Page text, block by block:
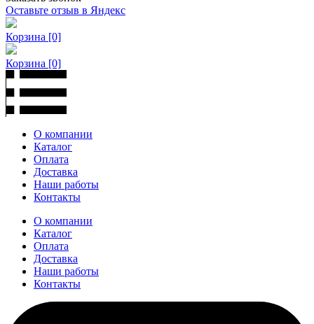
Оставьте отзыв в Яндекс
Корзина [0]
Корзина [0]
О компании
Каталог
Оплата
Доставка
Наши работы
Контакты
О компании
Каталог
Оплата
Доставка
Наши работы
Контакты